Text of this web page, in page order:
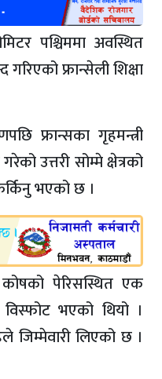
पश्चिममा अवस्थित
फ्रान्सेली शिक्षा
फ्रान्सका गृहमन्त्री
उत्तरी सोम्मे क्षेत्रको
भएको छ ।
कोषको पेरिसस्थित एक
भएको थियो ।
जिम्मेवारी लिएको छ ।